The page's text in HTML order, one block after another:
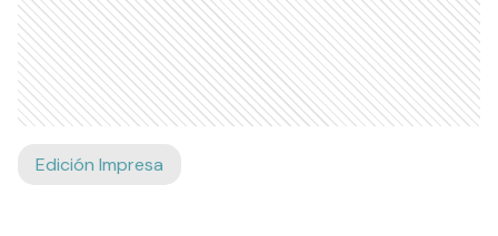
Edición Impresa